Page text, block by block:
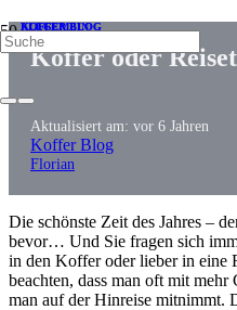
Koffer oder
Aktualisiert am: vor 6 Jahren
Koffer Blog
Florian
Die schönste Zeit des Jahres –
bevor… Und Sie fragen sich
in den Koffer oder lieber in eine
beachten, dass man oft mit
man auf der Hinreise mitnimmt.
KOFFER BLOG
KOFFER BLOG
ALLGEMEIN